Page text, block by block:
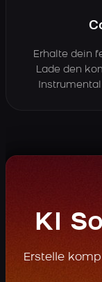
Erhalte dein
Lade den
KI
Erstelle